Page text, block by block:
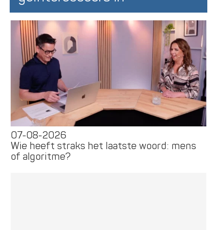
07-08-2026
Wie heeft straks het laatste woord: mens
of algoritme?